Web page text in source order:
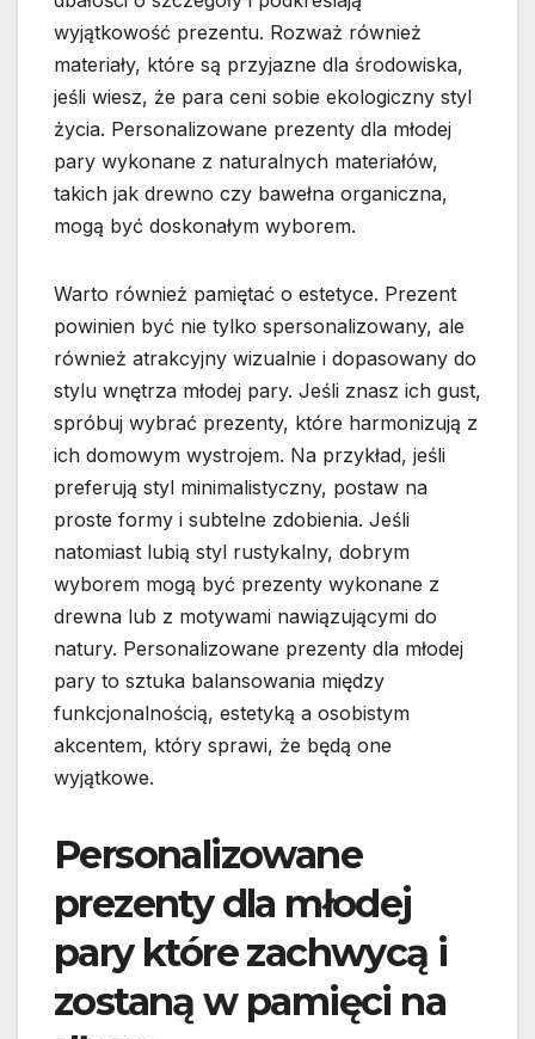
wyjątkowość prezentu. Rozważ również
materiały, które są przyjazne dla środowiska,
jeśli wiesz, że para ceni sobie ekologiczny styl
życia. Personalizowane prezenty dla młodej
pary wykonane z naturalnych materiałów,
takich jak drewno czy bawełna organiczna,
mogą być doskonałym wyborem.
Warto również pamiętać o estetyce. Prezent
powinien być nie tylko spersonalizowany, ale
również atrakcyjny wizualnie i dopasowany do
stylu wnętrza młodej pary. Jeśli znasz ich gust,
spróbuj wybrać prezenty, które harmonizują z
ich domowym wystrojem. Na przykład, jeśli
preferują styl minimalistyczny, postaw na
proste formy i subtelne zdobienia. Jeśli
natomiast lubią styl rustykalny, dobrym
wyborem mogą być prezenty wykonane z
drewna lub z motywami nawiązującymi do
natury. Personalizowane prezenty dla młodej
pary to sztuka balansowania między
funkcjonalnością, estetyką a osobistym
akcentem, który sprawi, że będą one
wyjątkowe.
Personalizowane
prezenty dla młodej
pary które zachwycą i
zostaną w pamięci na